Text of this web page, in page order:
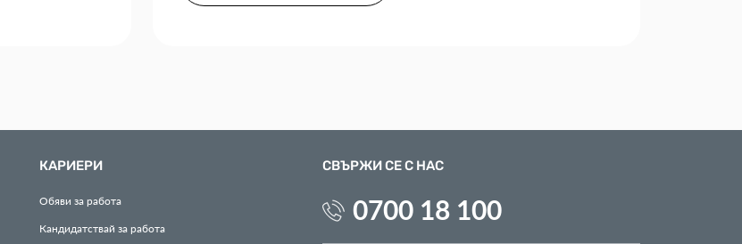
КАРИЕРИ
Обяви за работа
Кандидатствай за работа
СВЪРЖИ СЕ С НАС
0700 18 100